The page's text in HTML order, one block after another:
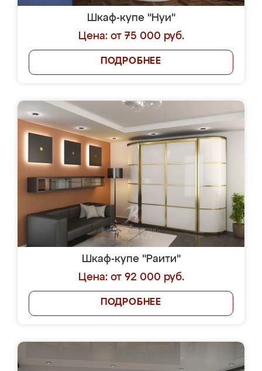
Шкаф-купе "Нуи"
Цена: от 75 000 руб.
ПОДРОБНЕЕ
Шкаф-купе "Раити"
Цена: от 92 000 руб.
ПОДРОБНЕЕ